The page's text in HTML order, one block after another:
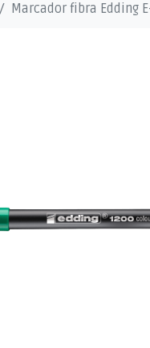
Marcador fibra Edding